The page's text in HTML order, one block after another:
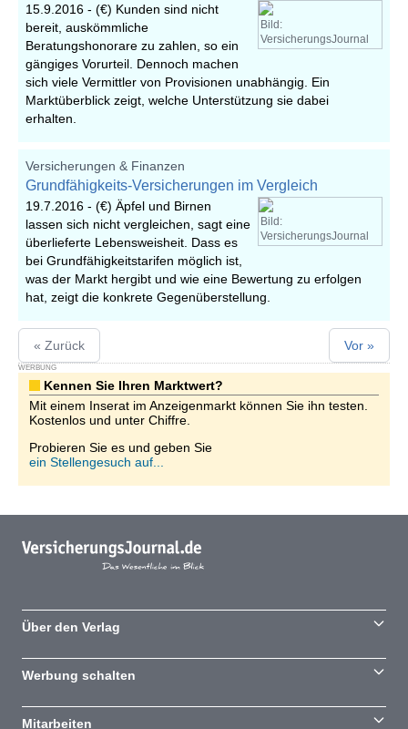
Bild:
VersicherungsJournal
15.9.2016 - (€) Kunden sind nicht
bereit, auskömmliche
Beratungshonorare zu zahlen, so ein
gängiges Vorurteil. Dennoch machen
sich viele Vermittler von Provisionen unabhängig. Ein
Marktüberblick zeigt, welche Unterstützung sie dabei
erhalten.
Versicherungen & Finanzen
Grundfähigkeits-Versicherungen im Vergleich
Bild:
VersicherungsJournal
19.7.2016 - (€) Äpfel und Birnen
lassen sich nicht vergleichen, sagt eine
überlieferte Lebensweisheit. Dass es
bei Grundfähigkeitstarifen möglich ist,
was der Markt hergibt und wie eine Bewertung zu erfolgen
hat, zeigt die konkrete Gegenüberstellung.
« Zurück Vor »
WERBUNG
Kennen Sie Ihren Marktwert?
Mit einem Inserat im Anzeigenmarkt können Sie ihn testen.
Kostenlos und unter Chiffre.
Probieren Sie es und geben Sie
ein Stellengesuch auf...
Über den Verlag
Werbung schalten
Mitarbeiten